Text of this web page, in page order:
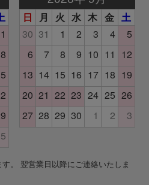
。 翌営業日以降にご連絡いたしま